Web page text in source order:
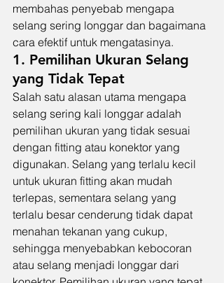
membahas penyebab mengapa
selang sering longgar dan bagaimana
cara efektif untuk mengatasinya.
1. Pemilihan Ukuran Selang
yang Tidak Tepat
Salah satu alasan utama mengapa
selang sering kali longgar adalah
pemilihan ukuran yang tidak sesuai
dengan fitting atau konektor yang
digunakan. Selang yang terlalu kecil
untuk ukuran fitting akan mudah
terlepas, sementara selang yang
terlalu besar cenderung tidak dapat
menahan tekanan yang cukup,
sehingga menyebabkan kebocoran
atau selang menjadi longgar dari